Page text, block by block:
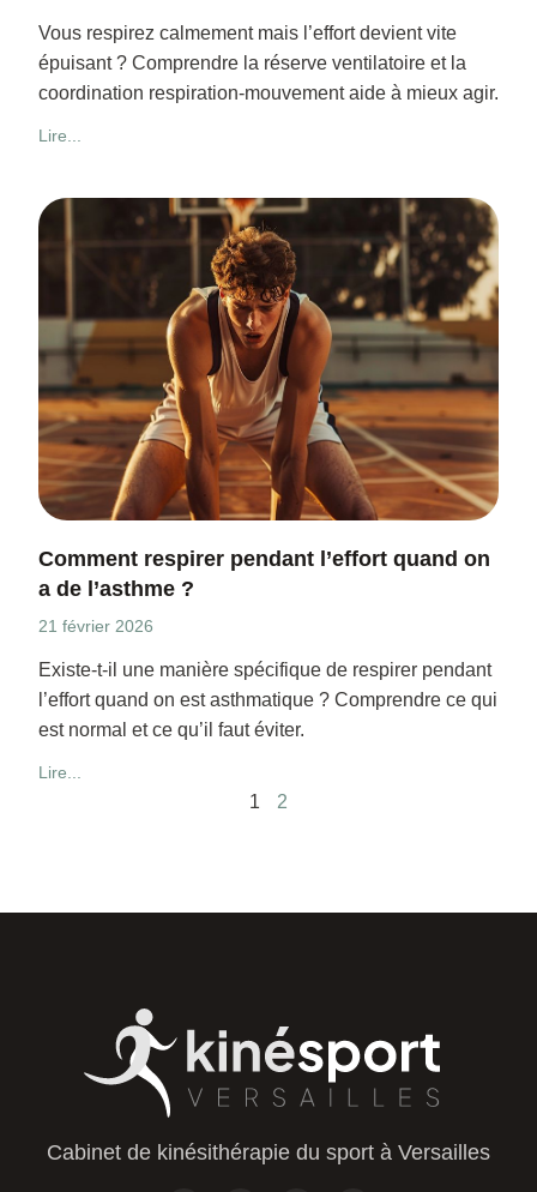
Vous respirez calmement mais l’effort devient vite
épuisant ? Comprendre la réserve ventilatoire et la
coordination respiration-mouvement aide à mieux agir.
Lire...
Comment respirer pendant l’effort quand on
a de l’asthme ?
21 février 2026
Existe-t-il une manière spécifique de respirer pendant
l’effort quand on est asthmatique ? Comprendre ce qui
est normal et ce qu’il faut éviter.
Lire...
1 2
Cabinet de kinésithérapie du sport à Versailles